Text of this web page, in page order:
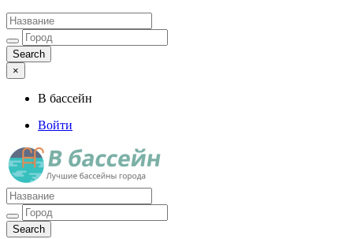
×
В бассейн
Войти
Лучшие бассейны города